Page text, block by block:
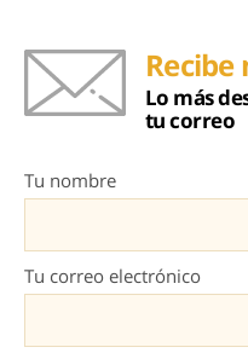
Lo más
tu correo
Tu nombre
Tu correo electrónico